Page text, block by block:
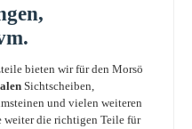
bieten wir für den Morsö
Sichtscheiben,
und vielen weiteren
weiter die richtigen Teile für